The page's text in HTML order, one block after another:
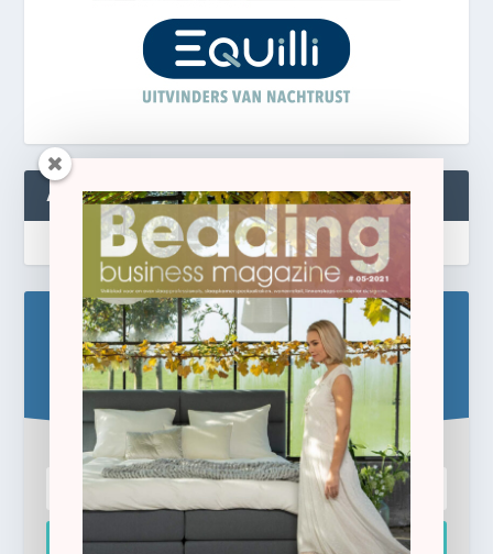
ABONNEREN
Blijf op de hoogte!
Schrijf u hier in voor de gratis e-newsletter.
Inschrijven